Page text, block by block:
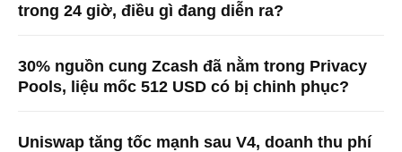
trong 24 giờ, điều gì đang diễn ra?
30% nguồn cung Zcash đã nằm trong Privacy
Pools, liệu mốc 512 USD có bị chinh phục?
Uniswap tăng tốc mạnh sau V4, doanh thu phí